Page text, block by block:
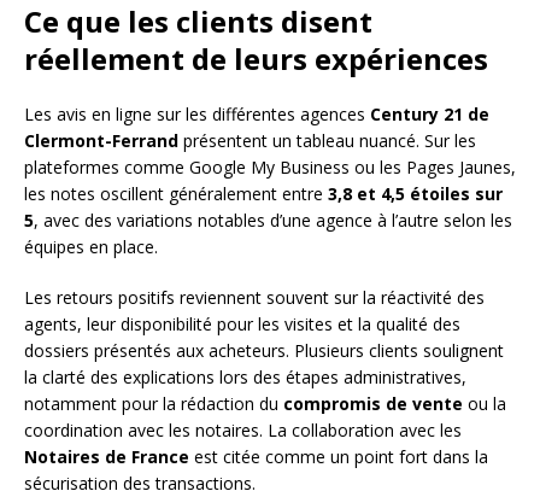
Ce que les clients disent
réellement de leurs expériences
Les avis en ligne sur les différentes agences Century 21 de
Clermont-Ferrand présentent un tableau nuancé. Sur les
plateformes comme Google My Business ou les Pages Jaunes,
les notes oscillent généralement entre 3,8 et 4,5 étoiles sur
5, avec des variations notables d’une agence à l’autre selon les
équipes en place.
Les retours positifs reviennent souvent sur la réactivité des
agents, leur disponibilité pour les visites et la qualité des
dossiers présentés aux acheteurs. Plusieurs clients soulignent
la clarté des explications lors des étapes administratives,
notamment pour la rédaction du compromis de vente ou la
coordination avec les notaires. La collaboration avec les
Notaires de France est citée comme un point fort dans la
sécurisation des transactions.